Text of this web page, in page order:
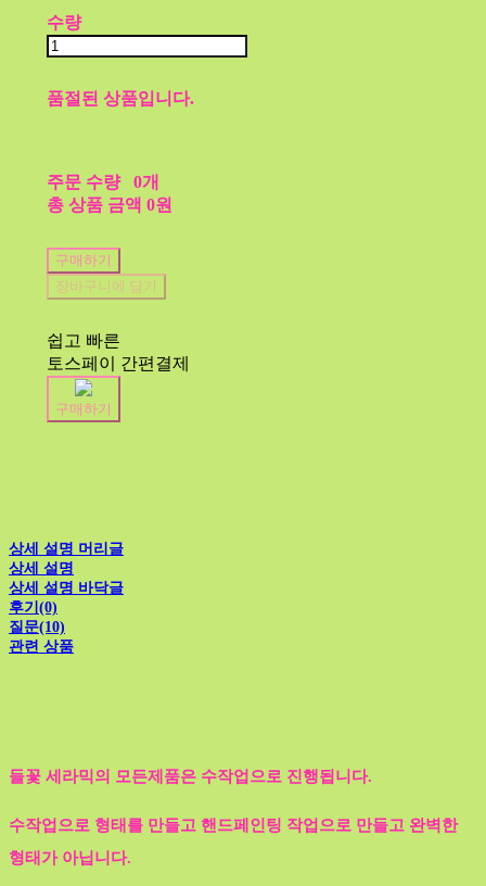
수량
품절된 상품입니다.
주문 수량
0개
총 상품 금액 0원
구매하기
장바구니에 담기
쉽고 빠른
토스페이 간편결제
구매하기
상세 설명 머리글
상세 설명
상세 설명 바닥글
후기(0)
질문(10)
관련 상품
들꽃 세라믹의 모든제품은 수작업으로 진행됩니다.
수작업으로 형태를 만들고 핸드페인팅 작업으로 만들고 완벽한
형태가 아닙니다.